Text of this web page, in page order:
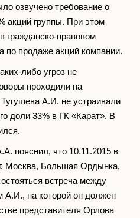
озвучено требование о
акций группы. При этом
гражданско-правовом
по продаже акций компании.
либо угроз не
проходили на
А.И. не устраивали
доли 33% в ГК «Карат». В
пояснил, что 10.11.2015 в
Москва, Большая Ордынка,
встреча между
на которой он должен
представителя Орлова